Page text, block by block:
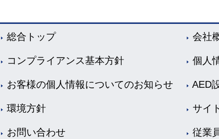
総合トップ 会社
コンプライアンス基本方針 個人
お客様の個人情報についてのお知らせ AED
環境方針 サイ
お問い合わせ 従業